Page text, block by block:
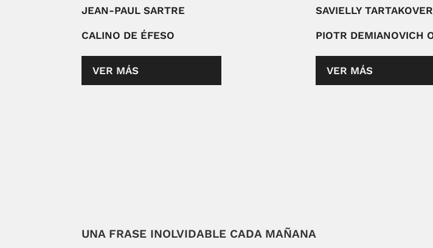
JEAN-PAUL SARTRE
CALINO DE ÉFESO
VER MÁS
SAVIELLY TARTAKOVER
PIOTR DEMIANOVICH
VER MÁS
UNA FRASE INOLVIDABLE CADA MAÑANA